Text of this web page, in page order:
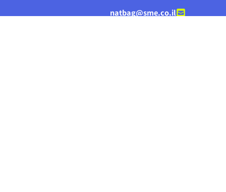
natbag@sme.co.il